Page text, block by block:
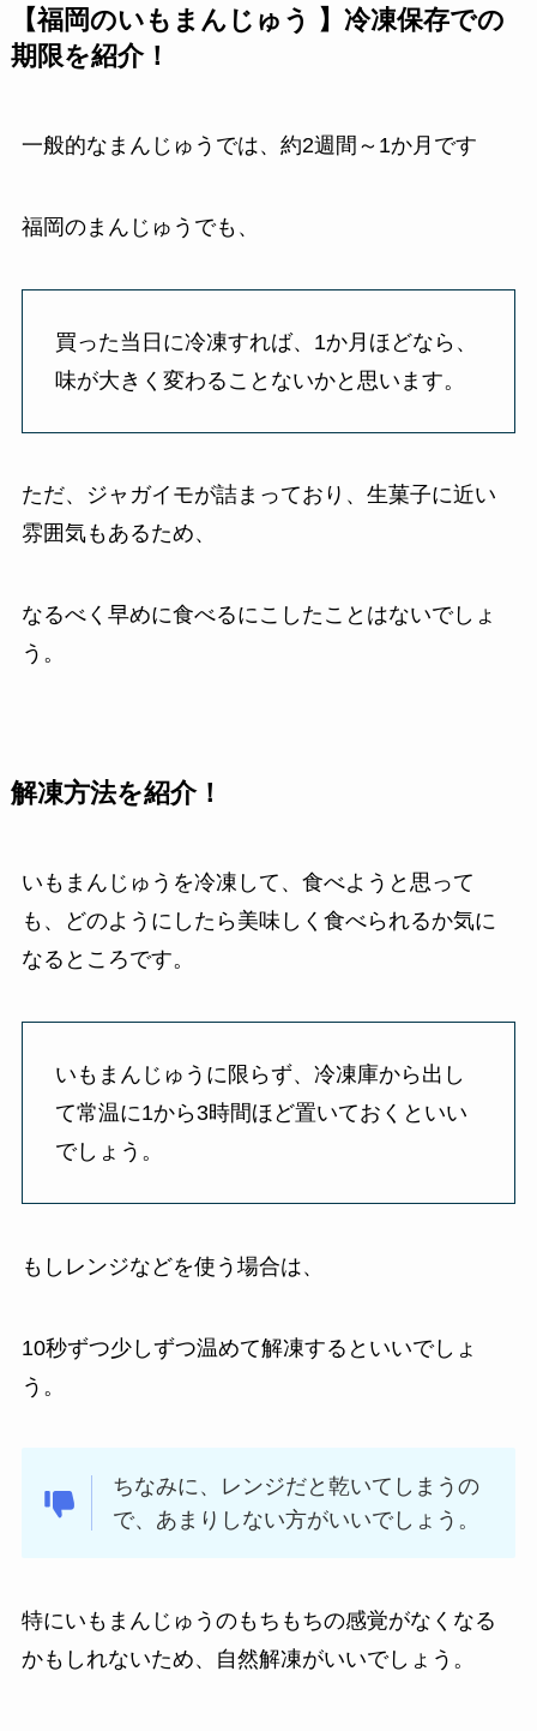
【福岡のいもまんじゅう 】冷凍保存での
期限を紹介！
一般的なまんじゅうでは、約2週間～1か月です
福岡のまんじゅうでも、
買った当日に冷凍すれば、1か月ほどなら、
味が大きく変わることないかと思います。
ただ、ジャガイモが詰まっており、生菓子に近い
雰囲気もあるため、
なるべく早めに食べるにこしたことはないでしょ
う。
解凍方法を紹介！
いもまんじゅうを冷凍して、食べようと思って
も、どのようにしたら美味しく食べられるか気に
なるところです。
いもまんじゅうに限らず、冷凍庫から出し
て常温に1から3時間ほど置いておくといい
でしょう。
もしレンジなどを使う場合は、
10秒ずつ少しずつ温めて解凍するといいでしょ
う。
ちなみに、レンジだと乾いてしまうの
で、あまりしない方がいいでしょう。
特にいもまんじゅうのもちもちの感覚がなくなる
かもしれないため、自然解凍がいいでしょう。